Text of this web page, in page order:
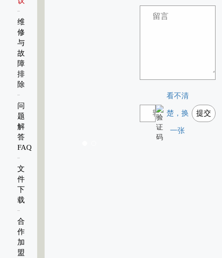
维
修
与
故
障
排
除
问
题
解
答
FAQ
文
件
下
载
合
作
加
盟
看不清
楚，换
一张
提交